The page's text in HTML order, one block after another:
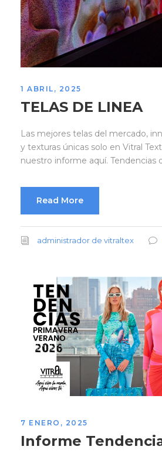
1 ABRIL, 2025
TELAS DE LINEA
Las mejores telas del mercado,
y texturas únicas solo en Vitral
nuestro informe aquí. Tendencias
Read More
administrador de vitraltex
7 ENERO, 2025
Informe